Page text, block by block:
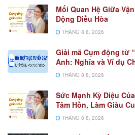
Mối Quan Hệ Giữa
Động Điều Hòa
THÁNG 8 8, 2026
Giải mã Cụm động từ
Anh: Nghĩa và Ví dụ
THÁNG 8 8, 2026
Sức Mạnh Kỳ Diệu
Tâm Hồn, Làm Giàu
THÁNG 8 8, 2026